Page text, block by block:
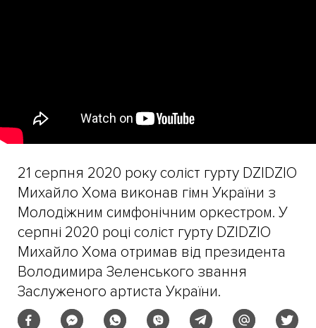
21 серпня 2020 року соліст гурту DZIDZIO
Михайло Хома виконав гімн України з
Молодіжним симфонічним оркестром. У
серпні 2020 році соліст гурту DZIDZIO
Михайло Хома отримав від президента
Володимира Зеленського звання
Заслуженого артиста України.